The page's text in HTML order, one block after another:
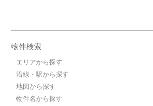
物件検索
エリアから探す
沿線・駅から探す
地図から探す
物件名から探す